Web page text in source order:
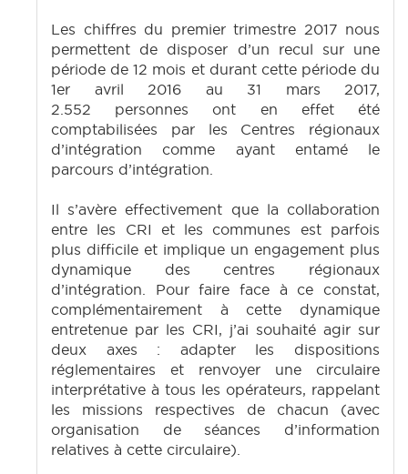
Les chiffres du premier trimestre 2017 nous
permettent de disposer d’un recul sur une
période de 12 mois et durant cette période du
1er avril 2016 au 31 mars 2017,
2.552 personnes ont en effet été
comptabilisées par les Centres régionaux
d’intégration comme ayant entamé le
parcours d’intégration.
Il s’avère effectivement que la collaboration
entre les CRI et les communes est parfois
plus difficile et implique un engagement plus
dynamique des centres régionaux
d’intégration. Pour faire face à ce constat,
complémentairement à cette dynamique
entretenue par les CRI, j’ai souhaité agir sur
deux axes : adapter les dispositions
réglementaires et renvoyer une circulaire
interprétative à tous les opérateurs, rappelant
les missions respectives de chacun (avec
organisation de séances d’information
relatives à cette circulaire).